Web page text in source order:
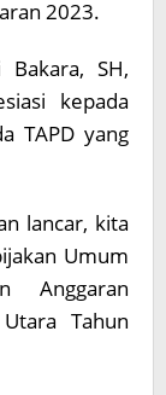
2023.
Bakara, SH,
kepada
TAPD yang
lancar, kita
Umum
Anggaran
Tahun